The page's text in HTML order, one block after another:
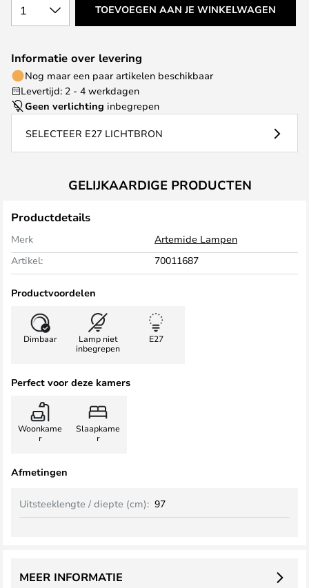
1 TOEVOEGEN AAN JE WINKELWAGEN
Informatie over levering
Nog maar een paar artikelen beschikbaar
Levertijd: 2 - 4 werkdagen
Geen verlichting inbegrepen
SELECTEER E27 LICHTBRON
GELIJKAARDIGE PRODUCTEN
Productdetails
Merk
Artemide Lampen
Artikel:
70011687
Productvoordelen
Dimbaar
Lamp niet
inbegrepen
E27
Perfect voor deze kamers
Woonkame
r
Slaapkame
r
Afmetingen
Uitsteeklengte / diepte (cm): 97
MEER INFORMATIE